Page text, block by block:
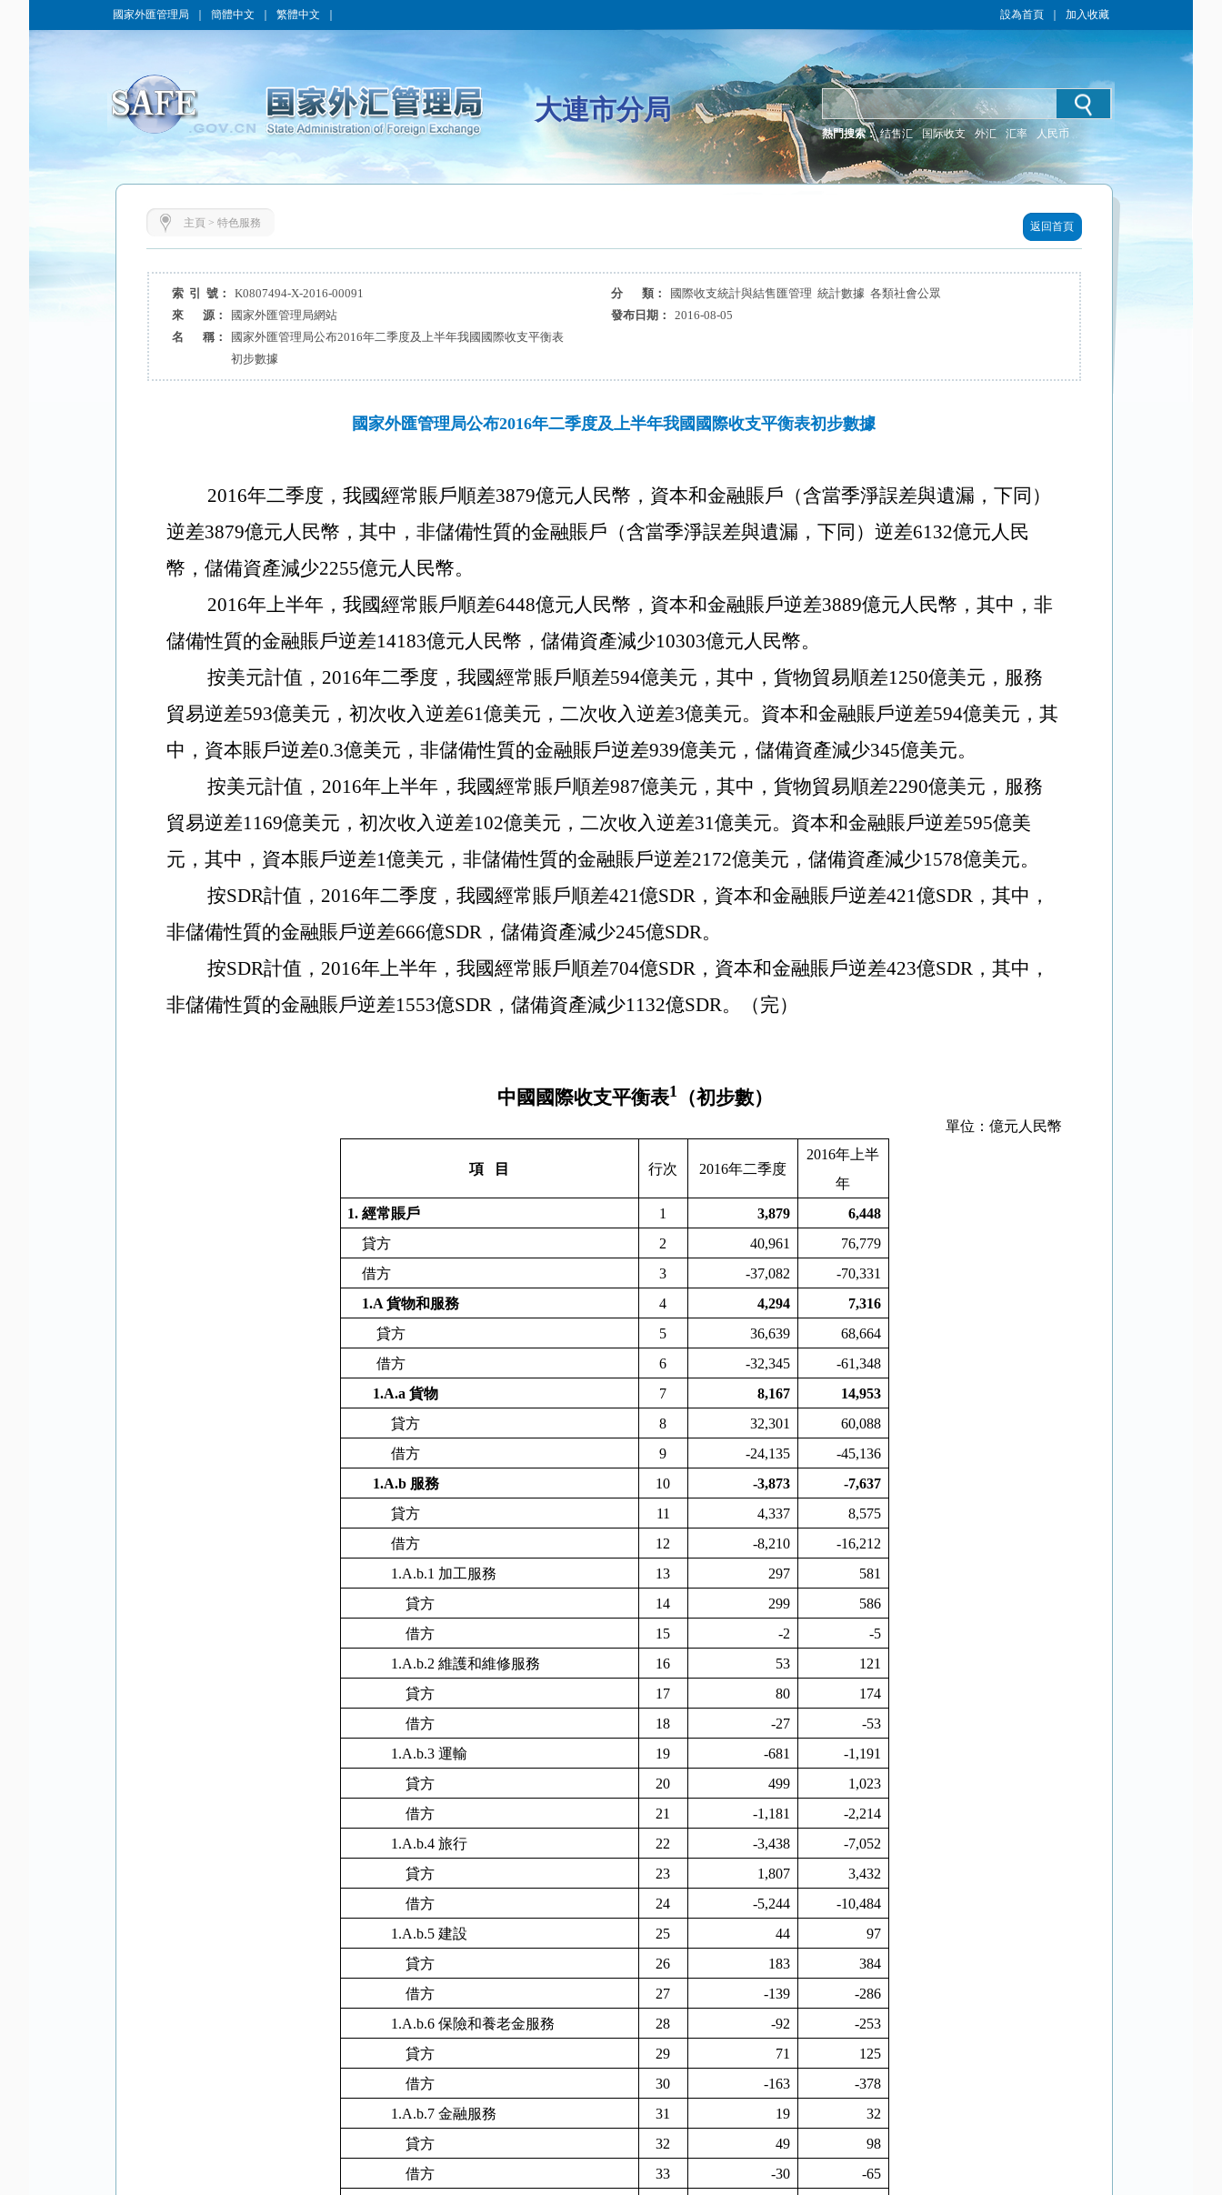
國家外匯管理局 簡體中文 繁體中文 設為首頁 加入收藏
大連市分局
熱門搜索： 结售汇 国际收支 外汇 汇率 人民币
主頁 > 特色服務 返回首頁
索 引 號： K0807494-X-2016-00091 分 類：
國際收支統計與結售匯管理 統計數據 各類社會公眾
來 源：
國家外匯管理局網站 發布日期：
2016-08-05
名 稱：
國家外匯管理局公布2016年二季度及上半年我國國際收支平衡表
初步數據
國家外匯管理局公布2016年二季度及上半年我國國際收支平衡表初步數據
2016年二季度，我國經常賬戶順差3879億元人民幣，資本和金融賬戶（含當季淨誤差與遺漏，下同）
逆差3879億元人民幣，其中，非儲備性質的金融賬戶（含當季淨誤差與遺漏，下同）逆差6132億元人民
幣，儲備資產減少2255億元人民幣。
2016年上半年，我國經常賬戶順差6448億元人民幣，資本和金融賬戶逆差3889億元人民幣，其中，非
儲備性質的金融賬戶逆差14183億元人民幣，儲備資產減少10303億元人民幣。
按美元計值， 2016年二季度，我國經常賬戶順差594億美元，其中，貨物貿易順差1250億美元，服務
貿易逆差593億美元，初次收入逆差61億美元，二次收入逆差3億美元。資本和金融賬戶逆差594億美元，其
中，資本賬戶逆差0.3億美元，非儲備性質的金融賬戶逆差939億美元，儲備資產減少345億美元。
按美元計值， 2016年上半年，我國經常賬戶順差987億美元，其中，貨物貿易順差2290億美元，服務
貿易逆差1169億美元，初次收入逆差102億美元，二次收入逆差31億美元。資本和金融賬戶逆差595億美
元，其中，資本賬戶逆差1億美元，非儲備性質的金融賬戶逆差2172億美元，儲備資產減少1578億美元。
按SDR計值， 2016年二季度，我國經常賬戶順差421億SDR ，資本和金融賬戶逆差421億SDR ，其中，
非儲備性質的金融賬戶逆差666億SDR，儲備資產減少245億SDR。
按SDR計值， 2016年上半年，我國經常賬戶順差704億SDR ，資本和金融賬戶逆差423億SDR ，其中，
非儲備性質的金融賬戶逆差1553億SDR，儲備資產減少1132億SDR。（完）
中國國際收支平衡表1 （初步數）
單位：億元人民幣
項 目 行次 2016年二季度
2016年上半
年
1. 經常賬戶 1 3,879
6,448
貸方
2 40,961
76,779
借方
3 -37,082
-70,331
1.A 貨物和服務 4 4,294
7,316
貸方
5 36,639
68,664
借方
6 -32,345
-61,348
1.A.a 貨物 7 8,167
14,953
貸方
8 32,301
60,088
借方
9 -24,135
-45,136
1.A.b 服務 10 -3,873
-7,637
貸方
11 4,337
8,575
借方
12 -8,210
-16,212
1.A.b.1 加工服務 13 297
581
貸方
14 299
586
借方
15 -2
-5
1.A.b.2 維護和維修服務 16 53
121
貸方
17 80
174
借方
18 -27
-53
1.A.b.3 運輸 19 -681
-1,191
貸方
20 499
1,023
借方
21 -1,181
-2,214
1.A.b.4 旅行 22 -3,438
-7,052
貸方
23 1,807
3,432
借方
24 -5,244
-10,484
1.A.b.5 建設 25 44
97
貸方
26 183
384
借方
27 -139
-286
1.A.b.6 保險和養老金服務 28 -92
-253
貸方
29 71
125
借方
30 -163
-378
1.A.b.7 金融服務 31 19
32
貸方
32 49
98
借方
33 -30
-65